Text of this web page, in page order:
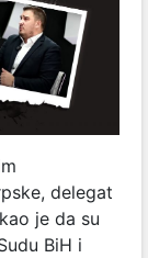
delegat
je da su
BiH i